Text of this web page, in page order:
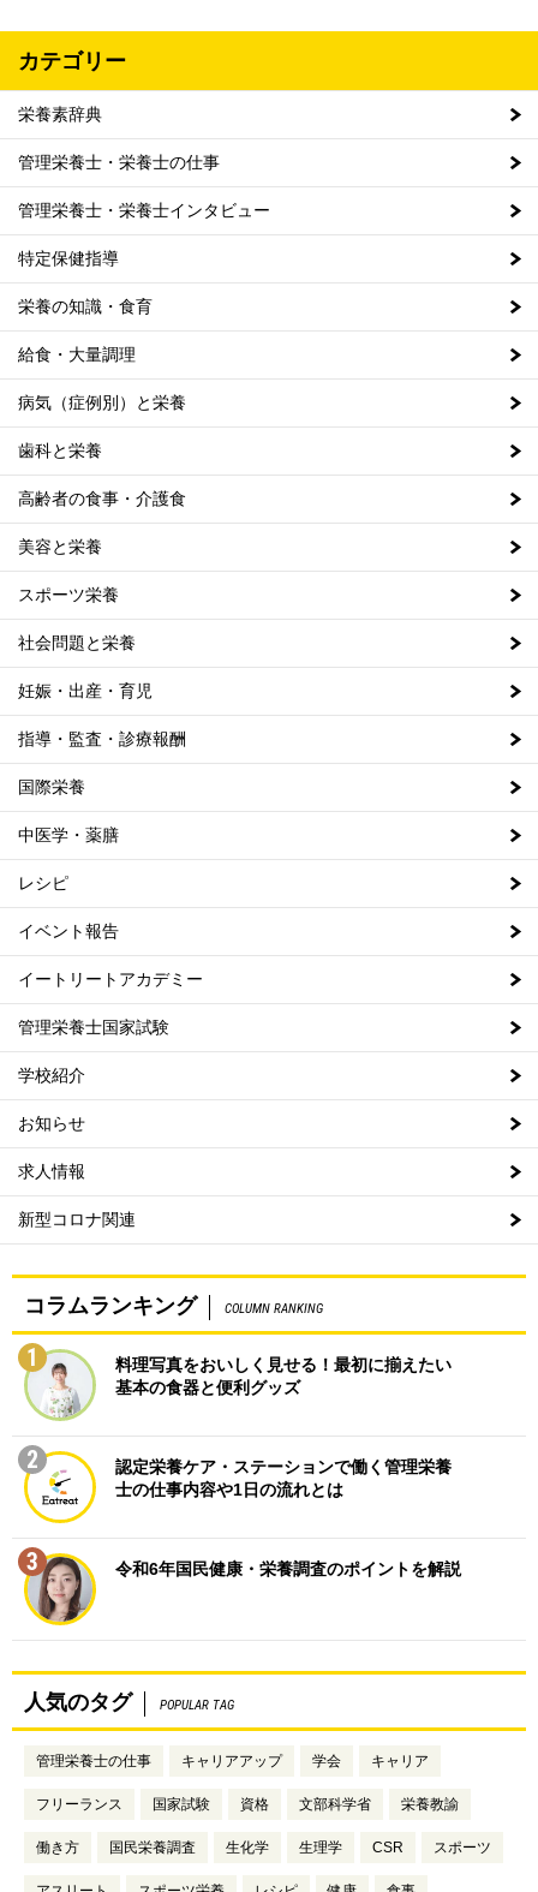
カテゴリー
栄養素辞典
管理栄養士・栄養士の仕事
管理栄養士・栄養士インタビュー
特定保健指導
栄養の知識・食育
給食・大量調理
病気（症例別）と栄養
歯科と栄養
高齢者の食事・介護食
美容と栄養
スポーツ栄養
社会問題と栄養
妊娠・出産・育児
指導・監査・診療報酬
国際栄養
中医学・薬膳
レシピ
イベント報告
イートリートアカデミー
管理栄養士国家試験
学校紹介
お知らせ
求人情報
新型コロナ関連
コラムランキング COLUMN RANKING
1
料理写真をおいしく見せる！最初に揃えたい
基本の食器と便利グッズ
2
認定栄養ケア・ステーションで働く管理栄養
士の仕事内容や1日の流れとは
3 令和6年国民健康・栄養調査のポイントを解説
人気のタグ POPULAR TAG
管理栄養士の仕事 キャリアアップ 学会 キャリア
フリーランス 国家試験 資格 文部科学省 栄養教諭
働き方 国民栄養調査 生化学 生理学 CSR スポーツ